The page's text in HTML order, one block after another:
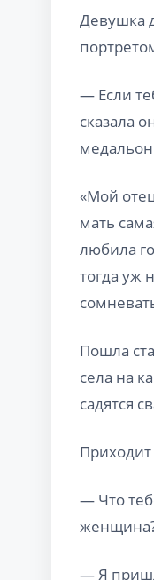
Девушка
— Если
сказала
«Мой
мать
любила
тогда уж
Пошла
села на
садятся
Приходит
— Что
— Я